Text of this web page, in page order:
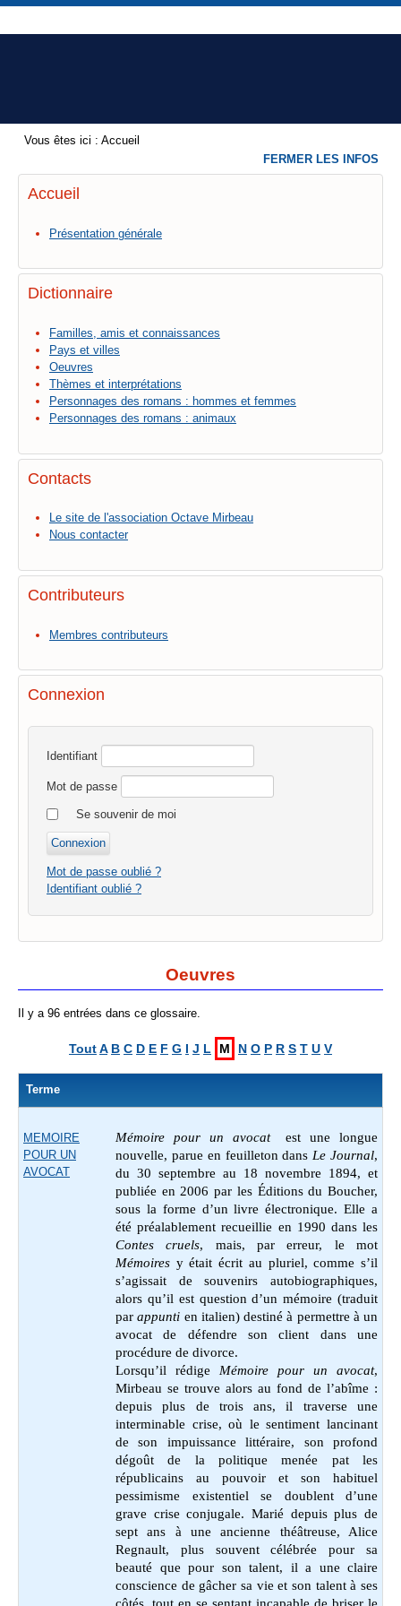
Vous êtes ici : Accueil
Accueil
Présentation générale
Dictionnaire
Familles, amis et connaissances
Pays et villes
Oeuvres
Thèmes et interprétations
Personnages des romans : hommes et femmes
Personnages des romans : animaux
Contacts
Le site de l'association Octave Mirbeau
Nous contacter
Contributeurs
Membres contributeurs
Connexion
Identifiant
Mot de passe
Se souvenir de moi
Mot de passe oublié ?
Identifiant oublié ?
Oeuvres
Il y a 96 entrées dans ce glossaire.
ToutA B C D E F G I J L M N O P R S T U V
Terme
MEMOIRE
POUR UN
AVOCAT
Mémoire pour un avocat
est une longue
nouvelle, parue en feuilleton dansLe Journal,
du 30 septembre au 18 novembre 1894, et
publiée en 2006 par les Éditions du Boucher,
sous la forme d’un livre électronique. Elle a
été préalablement recueillie en 1990 dans les
Contes cruels, mais, par erreur, le mot
Mémoires y était écrit au pluriel, comme s’il
s’agissait de souvenirs autobiographiques,
alors qu’il est question d’un mémoire (traduit
parappunti en italien) destiné à permettre à un
avocat de défendre son client dans une
procédure de divorce.
Lorsqu’il rédige Mémoire pour un avocat,
Mirbeau se trouve alors au fond de l’abîme :
depuis plus de trois ans, il traverse une
interminable crise, où le sentiment lancinant
de son impuissance littéraire, son profond
dégoût de la politique menée pat les
républicains au pouvoir et son habituel
pessimisme existentiel se doublent d’une
grave crise conjugale. Marié depuis plus de
sept ans à une ancienne théâtreuse, Alice
Regnault, plus souvent célébrée pour sa
beauté que pour son talent, il a une claire
conscience de gâcher sa vie et son talent à ses
FERMER LES INFOS